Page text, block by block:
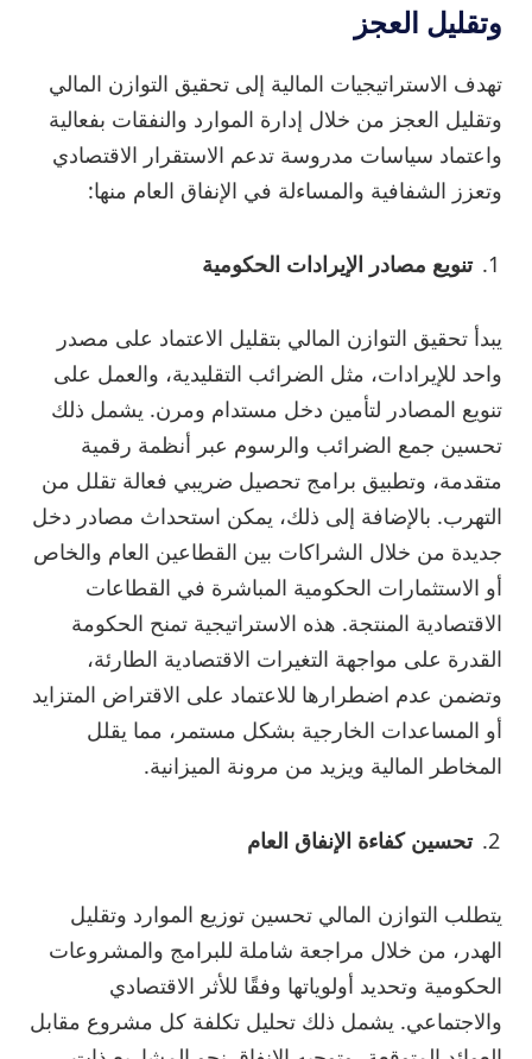
وتقليل العجز
تهدف الاستراتيجيات المالية إلى تحقيق التوازن المالي
وتقليل العجز من خلال إدارة الموارد والنفقات بفعالية
واعتماد سياسات مدروسة تدعم الاستقرار الاقتصادي
وتعزز الشفافية والمساءلة في الإنفاق العام منها:
تنويع مصادر الإيرادات الحكومية
يبدأ تحقيق التوازن المالي بتقليل الاعتماد على مصدر
واحد للإيرادات، مثل الضرائب التقليدية، والعمل على
تنويع المصادر لتأمين دخل مستدام ومرن. يشمل ذلك
تحسين جمع الضرائب والرسوم عبر أنظمة رقمية
متقدمة، وتطبيق برامج تحصيل ضريبي فعالة تقلل من
التهرب. بالإضافة إلى ذلك، يمكن استحداث مصادر دخل
جديدة من خلال الشراكات بين القطاعين العام والخاص
أو الاستثمارات الحكومية المباشرة في القطاعات
الاقتصادية المنتجة. هذه الاستراتيجية تمنح الحكومة
القدرة على مواجهة التغيرات الاقتصادية الطارئة،
وتضمن عدم اضطرارها للاعتماد على الاقتراض المتزايد
أو المساعدات الخارجية بشكل مستمر، مما يقلل
المخاطر المالية ويزيد من مرونة الميزانية.
تحسين كفاءة الإنفاق العام
يتطلب التوازن المالي تحسين توزيع الموارد وتقليل
الهدر، من خلال مراجعة شاملة للبرامج والمشروعات
الحكومية وتحديد أولوياتها وفقًا للأثر الاقتصادي
والاجتماعي. يشمل ذلك تحليل تكلفة كل مشروع مقابل